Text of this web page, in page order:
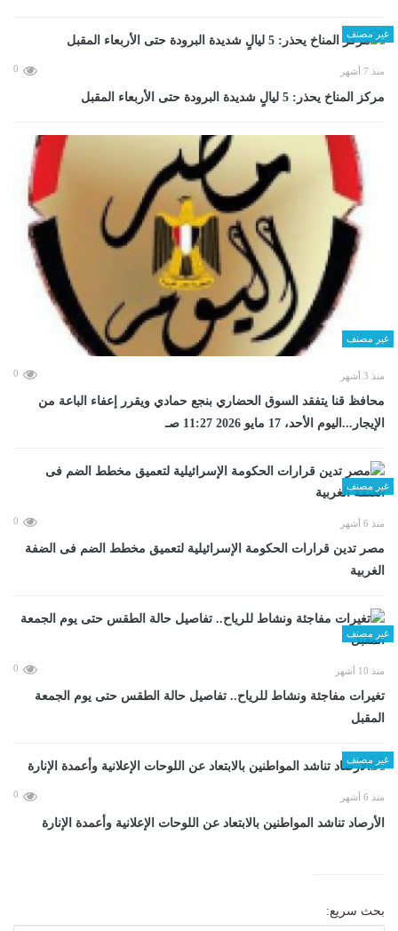
غير مصنف
منذ 7 أشهر 0
مركز المناخ يحذر: 5 ليالٍ شديدة البرودة حتى الأربعاء المقبل
غير مصنف
منذ 3 أشهر 0
محافظ قنا يتفقد السوق الحضاري بنجع حمادي ويقرر إعفاء الباعة من
الإيجار...اليوم الأحد، 17 مايو 2026 11:27 صـ
غير مصنف
منذ 6 أشهر 0
مصر تدين قرارات الحكومة الإسرائيلية لتعميق مخطط الضم فى الضفة
الغربية
غير مصنف
منذ 10 أشهر 0
تغيرات مفاجئة ونشاط للرياح.. تفاصيل حالة الطقس حتى يوم الجمعة
المقبل
غير مصنف
منذ 6 أشهر 0
الأرصاد تناشد المواطنين بالابتعاد عن اللوحات الإعلانية وأعمدة الإنارة
بحث سريع: